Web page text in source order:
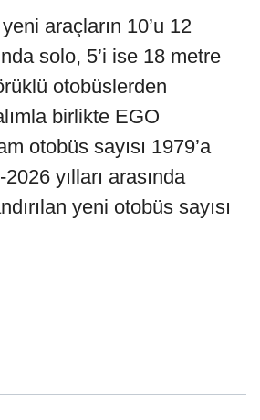
araçların 10’u 12
solo, 5’i ise 18 metre
otobüslerden
birlikte EGO
otobüs sayısı 1979’a
yılları arasında
yeni otobüs sayısı